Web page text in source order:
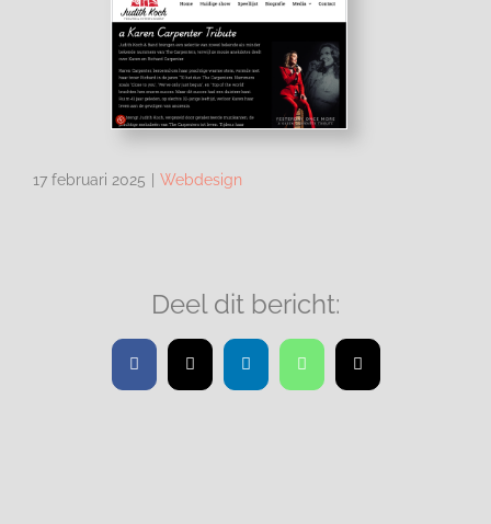
17 februari 2025 Webdesign
Deel dit bericht:
Facebook
X LinkedInWhatsApp
E-
mail